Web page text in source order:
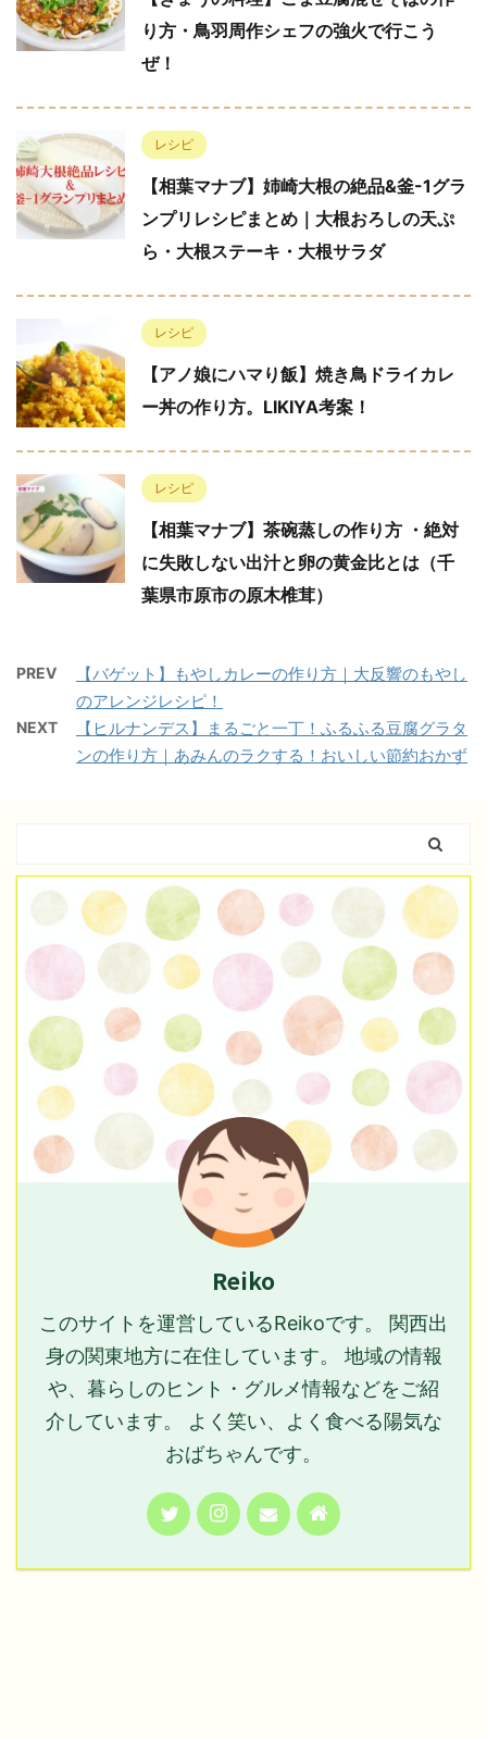
り方・鳥羽周作シェフの強火で行こう
ぜ！
レシピ
【相葉マナブ】姉崎大根の絶品&釜-1グラ
ンプリレシピまとめ｜大根おろしの天ぷ
ら・大根ステーキ・大根サラダ
レシピ
【アノ娘にハマり飯】焼き鳥ドライカレ
ー丼の作り方。LIKIYA考案！
レシピ
【相葉マナブ】茶碗蒸しの作り方 ・絶対
に失敗しない出汁と卵の黄金比とは（千
葉県市原市の原木椎茸）
PREV
【バゲット】もやしカレーの作り方｜大反響のもやし
のアレンジレシピ！
NEXT
【ヒルナンデス】まるごと一丁！ふるふる豆腐グラタ
ンの作り方｜あみんのラクする！おいしい節約おかず
Reiko
このサイトを運営しているReikoです。 関西出
身の関東地方に在住しています。 地域の情報
や、暮らしのヒント・グルメ情報などをご紹
介しています。 よく笑い、よく食べる陽気な
おばちゃんです。